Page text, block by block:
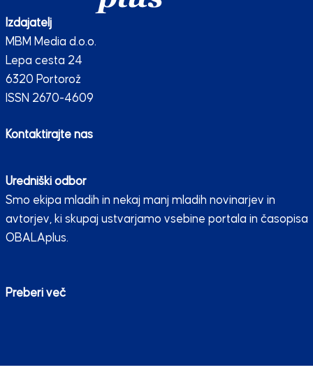
Izdajatelj
MBM Media d.o.o.
Lepa cesta 24
6320 Portorož
ISSN 2670-4609
Kontaktirajte nas
Uredniški odbor
Smo ekipa mladih in nekaj manj mladih novinarjev in
avtorjev, ki skupaj ustvarjamo vsebine portala in časopisa
OBALAplus.
Preberi več